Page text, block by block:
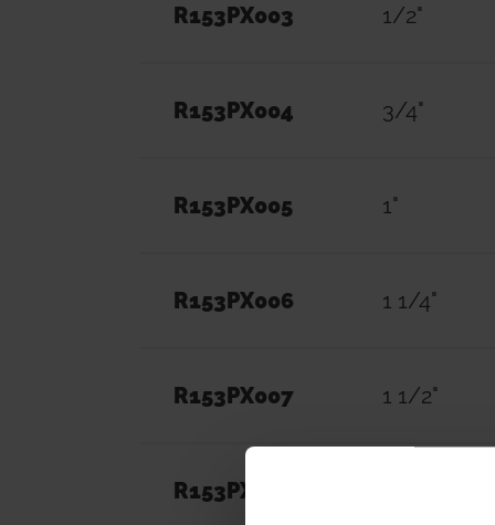
R153PX003 1/2"
R153PX004 3/4"
R153PX005 1"
R153PX006 1 1/4"
R153PX007 1 1/2"
R153PX008